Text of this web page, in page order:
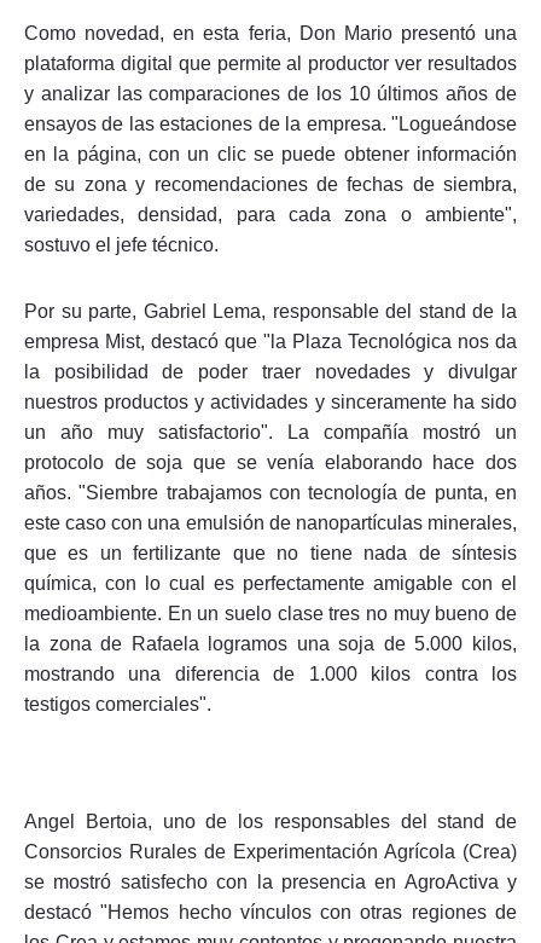
Como novedad, en esta feria, Don Mario presentó una
plataforma digital que permite al productor ver resultados
y analizar las comparaciones de los 10 últimos años de
ensayos de las estaciones de la empresa. "Logueándose
en la página, con un clic se puede obtener información
de su zona y recomendaciones de fechas de siembra,
variedades, densidad, para cada zona o ambiente",
sostuvo el jefe técnico.
Por su parte, Gabriel Lema, responsable del stand de la
empresa Mist, destacó que "la Plaza Tecnológica nos da
la posibilidad de poder traer novedades y divulgar
nuestros productos y actividades y sinceramente ha sido
un año muy satisfactorio". La compañía mostró un
protocolo de soja que se venía elaborando hace dos
años. "Siembre trabajamos con tecnología de punta, en
este caso con una emulsión de nanopartículas minerales,
que es un fertilizante que no tiene nada de síntesis
química, con lo cual es perfectamente amigable con el
medioambiente. En un suelo clase tres no muy bueno de
la zona de Rafaela logramos una soja de 5.000 kilos,
mostrando una diferencia de 1.000 kilos contra los
testigos comerciales".
Angel Bertoia, uno de los responsables del stand de
Consorcios Rurales de Experimentación Agrícola (Crea)
se mostró satisfecho con la presencia en AgroActiva y
destacó "Hemos hecho vínculos con otras regiones de